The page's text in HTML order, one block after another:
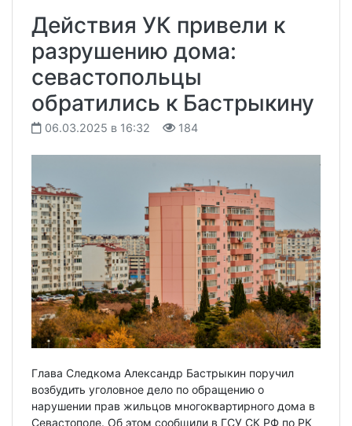
Действия УК привели к
разрушению дома:
севастопольцы
обратились к Бастрыкину
06.03.2025 в 16:32 184
Глава Следкома Александр Бастрыкин поручил
возбудить уголовное дело по обращению о
нарушении прав жильцов многоквартирного дома в
Севастополе. Об этом сообщили в ГСУ СК РФ по РК